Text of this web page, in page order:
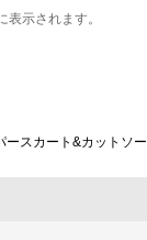
示されます。
ースカート&カットソ